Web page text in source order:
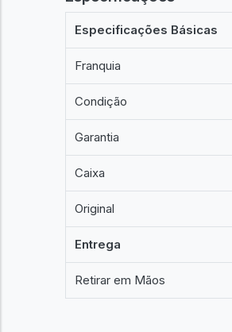
Especificações Básicas
Franquia
Condição
Garantia
Caixa
Original
Entrega
Retirar em Mãos